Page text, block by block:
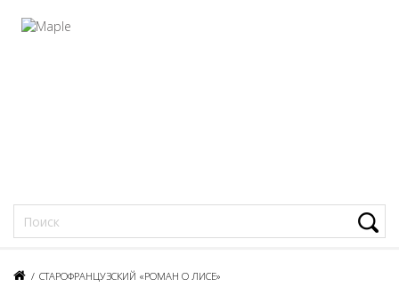
/ СТАРОФРАНЦУЗСКИЙ «РОМАН О ЛИСЕ»